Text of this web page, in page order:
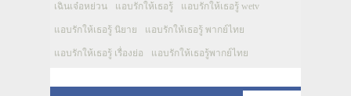
เฉินเจ๋อหย่วน แอบรักให้เธอรู้ แอบรักให้เธอรู้ wetv
แอบรักให้เธอรู้ นิยาย แอบรักให้เธอรู้ พากย์ไทย
แอบรักให้เธอรู้ เรื่องย่อ แอบรักให้เธอรู้พากย์ไทย